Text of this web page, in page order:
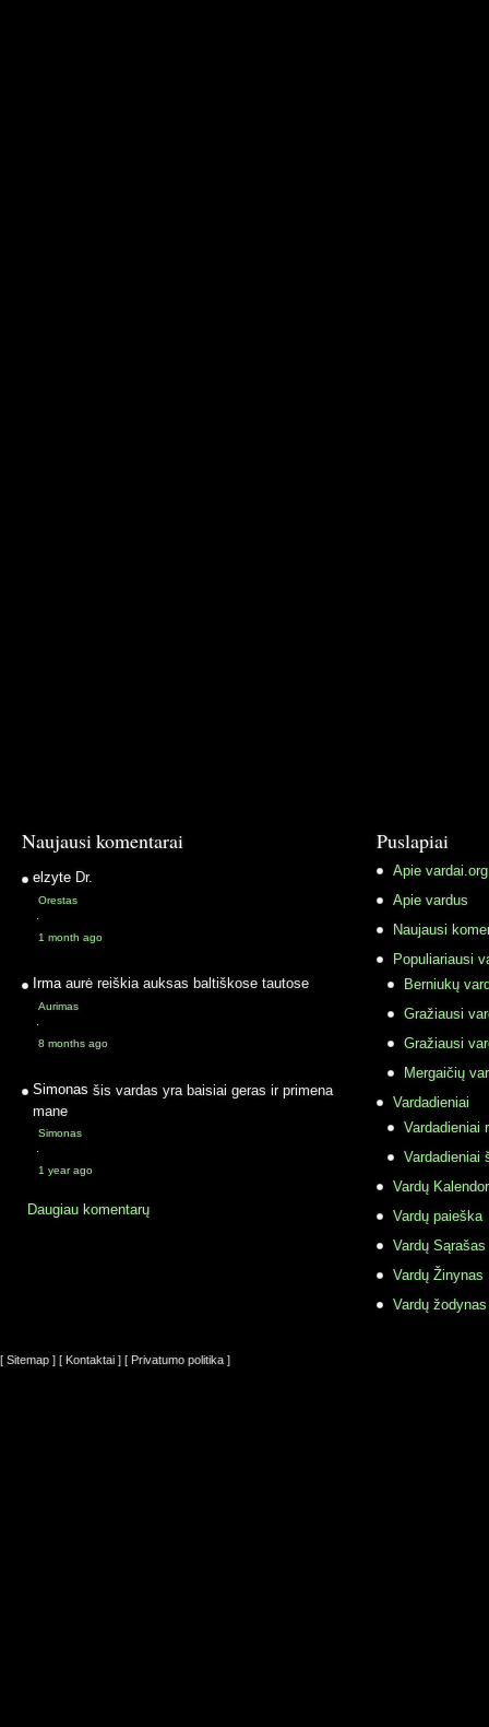
Naujausi komentarai
elzyte Dr.
Orestas
·
1 month ago
Irma aurė reiškia auksas baltiškose tautose
Aurimas
·
8 months ago
Simonas šis vardas yra baisiai geras ir primena
mane
Simonas
·
1 year ago
Daugiau komentarų
Puslapiai
Apie vardai.org
Apie vardus
Naujausi
Populiariausi
Berniukų
Gražiausi
Gražiausi
Mergaičių
Vardadieniai
Vardadieniai
Vardadieniai
Vardų
Vardų paieška
Vardų Sąrašas
Vardų Žinynas
Vardų
[ Sitemap ] [ Kontaktai ] [ Privatumo politika ]